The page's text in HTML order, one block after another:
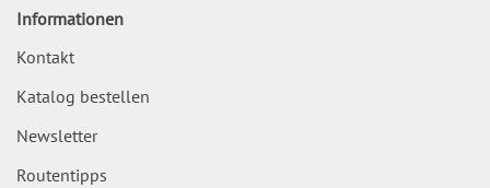
Informationen
Kontakt
Katalog bestellen
Newsletter
Routentipps